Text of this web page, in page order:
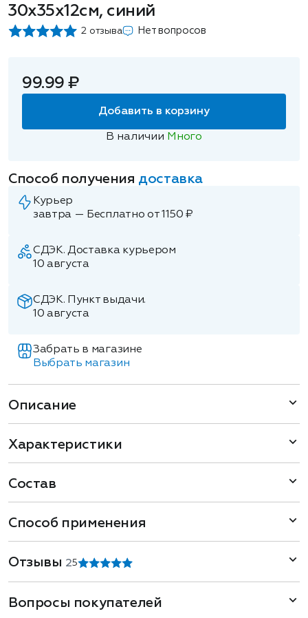
30х35х12см, синий
2 отзыва Нет вопросов
99.99 ₽
Добавить в корзину
В наличии Много
Способ получения доставка
Курьер
завтра — Бесплатно от 1150 ₽
СДЭК. Доставка курьером
10 августа
СДЭК. Пункт выдачи.
10 августа
Забрать в магазине
Выбрать магазин
Описание
Характеристики
Состав
Способ применения
Отзывы 25
Вопросы покупателей